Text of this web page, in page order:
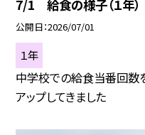
7/1 給食の様子（１年）
公開日 2026/07/01
１年
中学校での給食当番回数
アップしてきました